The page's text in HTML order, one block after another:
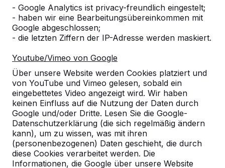
- Google Analytics ist privacy-freundlich eingestelt;
- haben wir eine Bearbeitungsübereinkommen mit
Google abgeschlossen;
- die letzten Ziffern der IP-Adresse werden maskiert.
Youtube/Vimeo von Google
Über unsere Website werden Cookies platziert und
von YouTube und Vimeo gelesen, sobald ein
eingebettetes Video angezeigt wird. Wir haben
keinen Einfluss auf die Nutzung der Daten durch
Google und/oder Dritte. Lesen Sie die Google-
Datenschutzerklärung (die sich regelmäßig ändern
kann), um zu wissen, was mit ihren
(personenbezogenen) Daten geschieht, die durch
diese Cookies verarbeitet werden. Die
Informationen, die Google über unsere Website
Alles anzeigen
Ort oder Postleitzahl suchen
Kontakt
HeBlad Deutschland